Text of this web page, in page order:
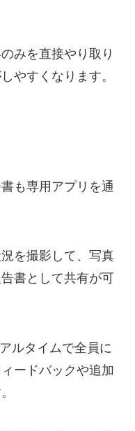
みを直接やり取り
やすくなります。
も専用アプリを通
を撮影して、写真
書として共有が可
ルタイムで全員に
ードバックや追加